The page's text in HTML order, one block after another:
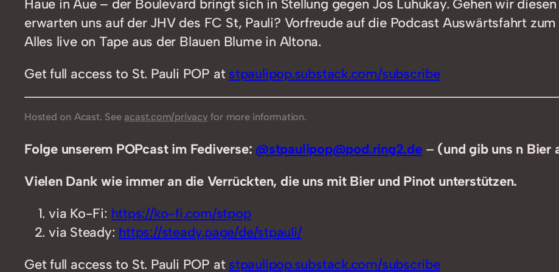
Haue in Aue – der Boulevard bringt sich in Stellung gegen Jos Luhukay. Gehen wir
erwarten uns auf der JHV des FC St, Pauli? Vorfreude auf die Podcast Auswärtsfahrt
Alles live on Tape aus der Blauen Blume in Altona.
Get full access to St. Pauli POP at stpaulipop.substack.com/subscribe
Hosted on Acast. See acast.com/privacy for more information.
Folge unserem POPcast im Fediverse:@stpaulipop@pod.ring2.de– (und gib uns n Bier
Vielen Dank wie immer an die Verrückten, die uns mit Bier und Pinot unterstützen.
via Ko-Fi: https://ko-fi.com/stpop
via Steady: https://steady.page/de/stpauli/
Get full access to St. Pauli POP at stpaulipop.substack.com/subscribe